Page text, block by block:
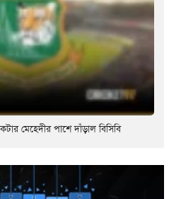
মেহেদীর পাশে দাঁড়াল বিসিবি